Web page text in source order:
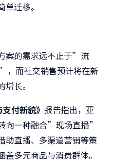
迁移。
案的需求远不止于”流
而社交销售预计将在新
长。
付新貌》 报告指出，亚
向一种融合”现场直播”
助直播、多渠道营销等策
多元商品与消费群体。